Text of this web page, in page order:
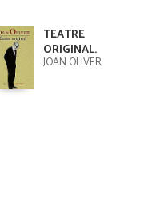
TEATRE
ORIGINAL.
JOAN OLIVER